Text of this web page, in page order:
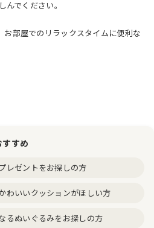
でください。
お部屋でのリラックスタイムに便利な
すめ
レゼントをお探しの方
わいいクッションがほしい方
るぬいぐるみをお探しの方